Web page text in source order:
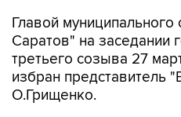
Главой
Саратов" на заседании
третьего созыва 27
избран представитель
О.Грищенко.